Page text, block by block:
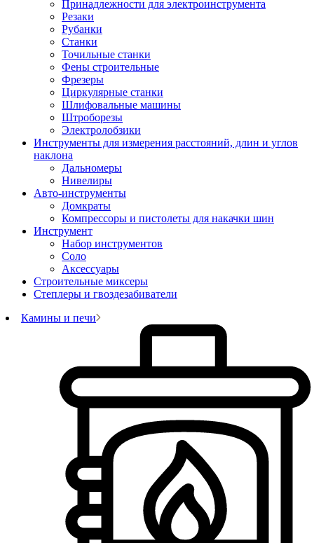
Принадлежности для электроинструмента
Резаки
Рубанки
Станки
Точильные станки
Фены строительные
Фрезеры
Циркулярные станки
Шлифовальные машины
Штроборезы
Электролобзики
Инструменты для измерения расстояний, длин и углов
наклона
Дальномеры
Нивелиры
Авто-инструменты
Домкраты
Компрессоры и пистолеты для накачки шин
Инструмент
Набор инструментов
Соло
Аксессуары
Строительные миксеры
Степлеры и гвоздезабиватели
Камины и печи